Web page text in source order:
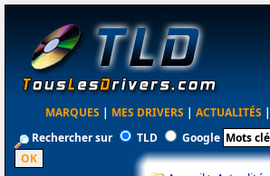
MARQUES | MES DRIVERS | ACTUALITÉS |
Rechercher sur
TLD Google